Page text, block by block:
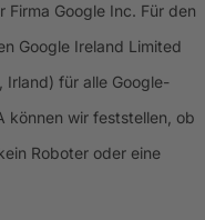
Firma Google Inc. Für den
Google Ireland Limited
Irland) für alle Google-
können wir feststellen, ob
Roboter oder eine